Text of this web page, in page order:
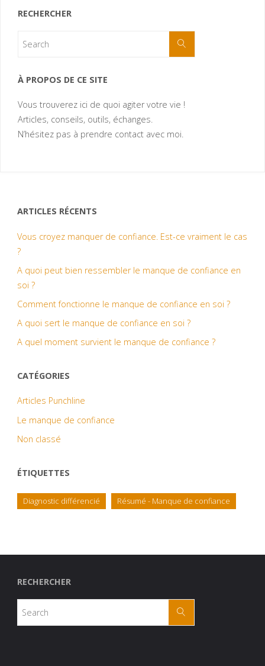
RECHERCHER
À PROPOS DE CE SITE
Vous trouverez ici de quoi agiter votre vie !
Articles, conseils, outils, échanges.
N’hésitez pas à prendre contact avec moi.
ARTICLES RÉCENTS
Vous croyez manquer de confiance. Est-ce vraiment le cas
?
A quoi peut bien ressembler le manque de confiance en
soi ?
Comment fonctionne le manque de confiance en soi ?
A quoi sert le manque de confiance en soi ?
A quel moment survient le manque de confiance ?
CATÉGORIES
Articles Punchline
Le manque de confiance
Non classé
ÉTIQUETTES
Diagnostic différencié Résumé - Manque de confiance
RECHERCHER